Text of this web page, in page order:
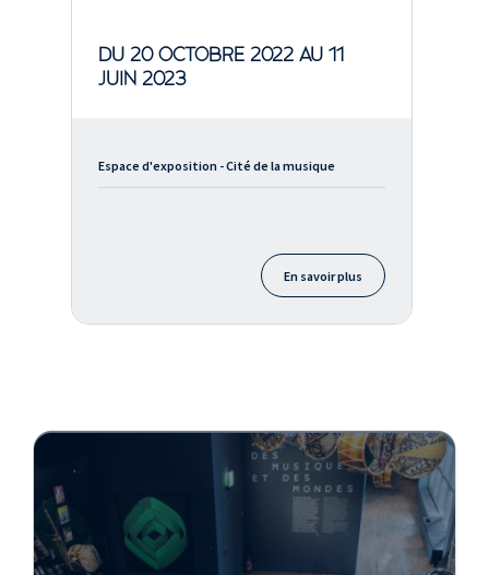
DU 20 OCTOBRE 2022 AU 11
JUIN 2023
Espace d'exposition - Cité de la musique
En savoir plus